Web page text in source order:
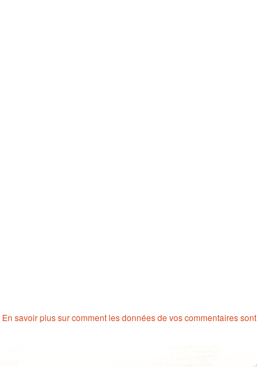
En savoir plus sur comment les données de vos commentaires sont